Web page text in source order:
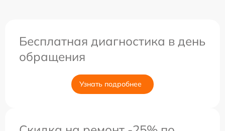
Бесплатная диагностика в день
обращения
Узнать подробнее